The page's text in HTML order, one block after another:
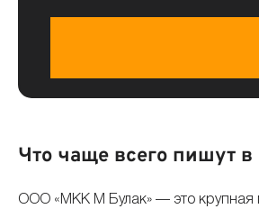
Что чаще всего пишут
ООО «МКК М Булак» — это крупная